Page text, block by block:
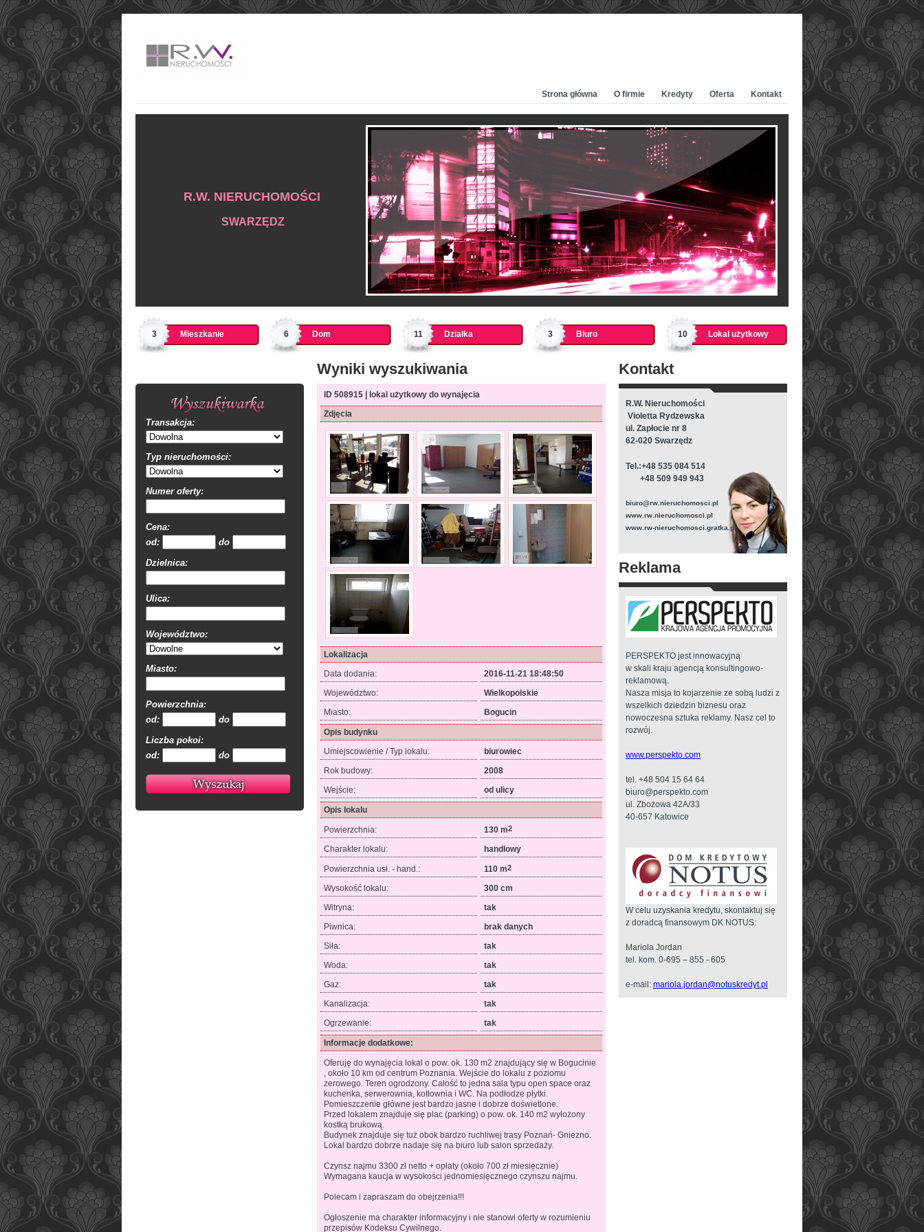
Strona główna O firmie Kredyty Oferta Kontakt
R.W. NIERUCHOMOŚCI
SWARZĘDZ
3 Mieszkanie 6 Dom 11 Działka 3 Biuro 10 Lokal użytkowy
Transakcja:
Typ nieruchomości:
Numer oferty:
Cena:
od:
do
Dzielnica:
Ulica:
Województwo:
Miasto:
Powierzchnia:
od:
do
Liczba pokoi:
od:
do
Wyniki wyszukiwania
ID 508915 | lokal użytkowy do wynajęcia
Zdjęcia
Lokalizacja
Data dodania:
2016-11-21 18:48:50
Województwo:
Wielkopolskie
Miasto:
Bogucin
Opis budynku
Umiejscowienie / Typ lokalu:
biurowiec
Rok budowy:
2008
Wejście:
od ulicy
Opis lokalu
Powierzchnia: 130 m2
Charakter lokalu: handlowy
Powierzchnia usł. - hand.: 110 m2
Wysokość lokalu:
300 cm
Witryna:
tak
Piwnica:
brak danych
Siła:
tak
Woda:
tak
Gaz:
tak
Kanalizacja:
tak
Ogrzewanie:
tak
Informacje dodatkowe:
Oferuję do wynajęcia lokal o pow. ok. 130 m2 znajdujący się w Bogucinie
, około 10 km od centrum Poznania. Wejście do lokalu z poziomu
zerowego. Teren ogrodzony. Całość to jedna sala typu open space oraz
kuchenka, serwerownia, kotłownia i WC. Na podłodze płytki.
Pomieszczenie główne jest bardzo jasne i dobrze doświetlone.
Przed lokalem znajduje się plac (parking) o pow. ok. 140 m2 wyłożony
kostką brukową.
Budynek znajduje się tuż obok bardzo ruchliwej trasy Poznań- Gniezno.
Lokal bardzo dobrze nadaje się na biuro lub salon sprzedaży.
Czynsz najmu 3300 zł netto + opłaty (około 700 zł miesięcznie)
Wymagana kaucja w wysokości jednomiesięcznego czynszu najmu.
Polecam i zapraszam do obejrzenia!!!
Ogłoszenie ma charakter informacyjny i nie stanowi oferty w rozumieniu
przepisów Kodeksu Cywilnego.
Kontakt
R.W. Nieruchomości
Violetta Rydzewska
ul. Zapłocie nr 8
62-020 Swarzędz
Tel.:+48 535 084 514
+48 509 949 943
biuro@rw.nieruchomosci.pl
www.rw.nieruchomosci.pl
www.rw-nieruchomosci.gratka.pl
Reklama
PERSPEKTO jest innowacyjną
w skali kraju agencją konsultingowo-
reklamową.
Nasza misja to kojarzenie ze sobą ludzi z
wszelkich dziedzin biznesu oraz
nowoczesna sztuka reklamy. Nasz cel to
rozwój.
www.perspekto.com
tel. +48 504 15 64 64
biuro@perspekto.com
ul. Zbożowa 42A/33
40-657 Katowice
W celu uzyskania kredytu, skontaktuj się
z doradcą finansowym DK NOTUS:
Mariola Jordan
tel. kom. 0-695 – 855 - 605
e-mail: mariola.jordan@notuskredyt.pl